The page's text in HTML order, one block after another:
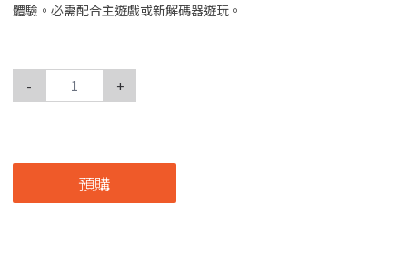
體驗。必需配合主遊戲或新解碼器遊玩。
- +
預購